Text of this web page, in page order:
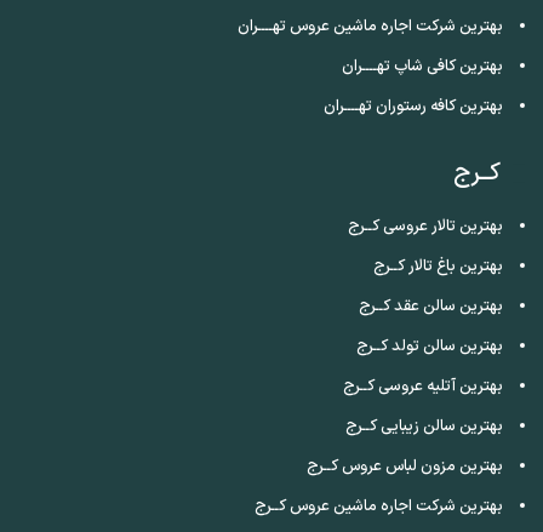
بهترین شرکت اجاره ماشین عروس تهــــران
بهترین کافی شاپ تهــــران
بهترین کافه رستوران تهــــران
کــرج
بهترین تالار عروسی کــرج
بهترین باغ تالار کــرج
بهترین سالن عقد کــرج
بهترین سالن تولد کــرج
بهترین آتلیه عروسی کــرج
بهترین سالن زیبایی کــرج
بهترین مزون لباس عروس کــرج
بهترین شرکت اجاره ماشین عروس کــرج